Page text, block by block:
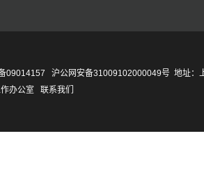
09014157 沪公网安备31009102000049号 地址：
办公室 联系我们